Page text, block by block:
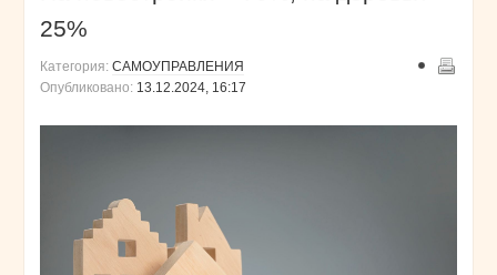
25%
Категория: САМОУПРАВЛЕНИЯ
Опубликовано: 13.12.2024, 16:17